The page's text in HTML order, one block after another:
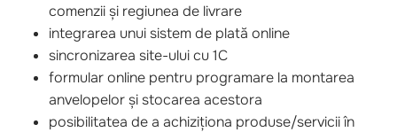
comenzii și regiunea de livrare
integrarea unui sistem de plată online
sincronizarea site-ului cu 1C
formular online pentru programare la montarea
anvelopelor și stocarea acestora
posibilitatea de a achiziționa produse/servicii în